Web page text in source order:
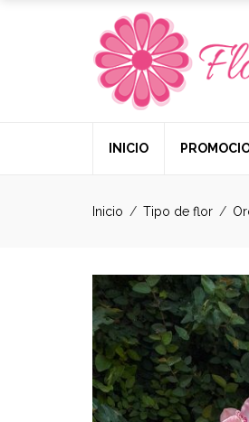
INICIO
Inicio / Tipo de flor /